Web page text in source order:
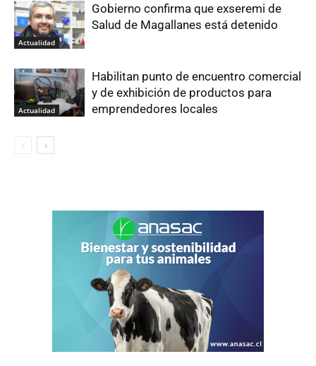
Actualidad
Gobierno confirma que exseremi de
Salud de Magallanes está detenido
Actualidad
Habilitan punto de encuentro comercial
y de exhibición de productos para
emprendedores locales